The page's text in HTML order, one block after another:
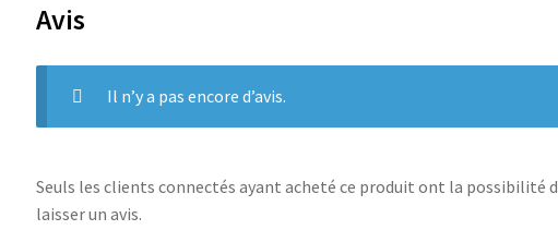
Avis
Il n’y a pas encore d’avis.
Seuls les clients connectés ayant acheté ce produit ont la possibilité
laisser un avis.